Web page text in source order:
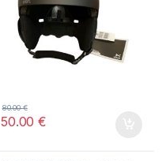
50.00€
80.00€